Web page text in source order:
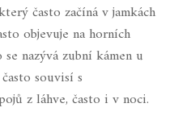
často začíná v jamkách
objevuje na horních
nazývázubní kámen u
souvisí s
z láhve, často i v noci.